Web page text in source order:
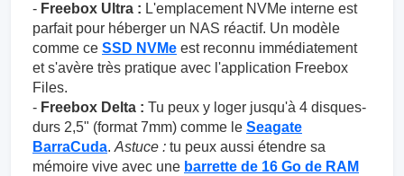
- Freebox Ultra : L'emplacement NVMe interne est
parfait pour héberger un NAS réactif. Un modèle
comme ce SSD NVMe est reconnu immédiatement
et s'avère très pratique avec l'application Freebox
Files.
- Freebox Delta : Tu peux y loger jusqu'à 4 disques-
durs 2,5" (format 7mm) comme le Seagate
BarraCuda. Astuce : tu peux aussi étendre sa
mémoire vive avec une barrette de 16 Go de RAM